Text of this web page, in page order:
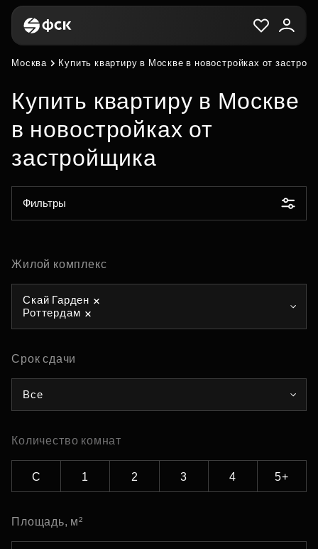
Москва Купить квартиру в Москве в новостройках от
Купить квартиру в Москве
в новостройках от
застройщика
Фильтры
Жилой комплекс
Скай Гарден
Роттердам
Срок сдачи
Все
Количество комнат
С 1 2 3 4 5+
Площадь, м²